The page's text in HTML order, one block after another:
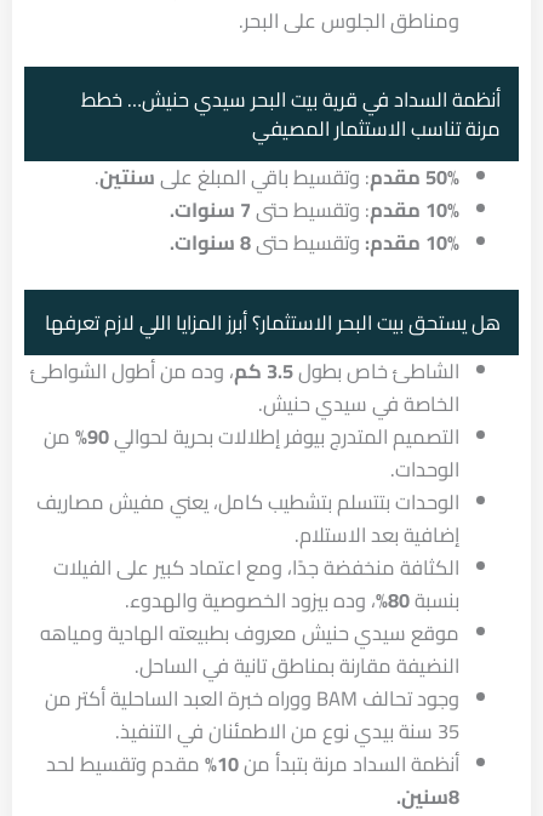
ومناطق الجلوس على البحر.
أنظمة السداد في قرية بيت البحر سيدي حنيش… خطط
مرنة تناسب الاستثمار المصيفي
50% مقدم
: وتقسيط باقي المبلغ علىسنتين.
10% مقدم
: وتقسيط حتى
10% مقدم:
وتقسيط حتى8 سنوات.
هل يستحق بيت البحر الاستثمار؟ أبرز المزايا اللي لازم تعرفها
الشاطئ خاص بطول3.5 كم
، وده من أطول الشواطئ
الخاصة في سيدي حنيش.
التصميم المتدرج بيوفر إطلالات بحرية لحوالي90%
من
الوحدات.
الوحدات بتتسلم بتشطيب كامل، يعني مفيش مصاريف
إضافية بعد الاستلام.
الكثافة منخفضة جدًا، ومع اعتماد كبير على الفيلات
بنسبة80%
، وده بيزود الخصوصية والهدوء.
موقع سيدي حنيش معروف بطبيعته الهادية ومياهه
النضيفة مقارنة بمناطق تانية في الساحل.
وجود تحالف BAM ووراه خبرة العبد الساحلية أكتر من
35 سنة بيدي نوع من الاطمئنان في التنفيذ.
أنظمة السداد مرنة بتبدأ من10%
مقدم وتقسيط لحد
8سنين.